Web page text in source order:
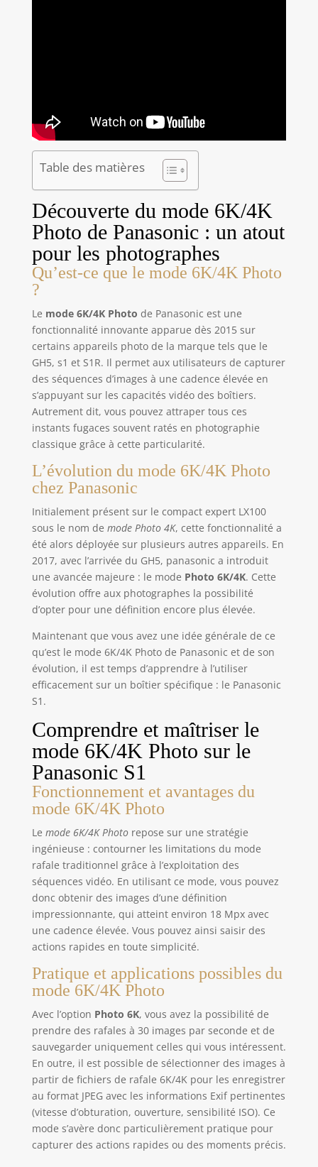
Table des matières
Découverte du mode 6K/4K
Photo de Panasonic : un atout
pour les photographes
Qu’est-ce que le mode 6K/4K Photo
?
Le mode 6K/4K Photo de Panasonic est une
fonctionnalité innovante apparue dès 2015 sur
certains appareils photo de la marque tels que le
GH5, s1 et S1R. Il permet aux utilisateurs de capturer
des séquences d’images à une cadence élevée en
s’appuyant sur les capacités vidéo des boîtiers.
Autrement dit, vous pouvez attraper tous ces
instants fugaces souvent ratés en photographie
classique grâce à cette particularité.
L’évolution du mode 6K/4K Photo
chez Panasonic
Initialement présent sur le compact expert LX100
sous le nom de mode Photo 4K, cette fonctionnalité a
été alors déployée sur plusieurs autres appareils. En
2017, avec l’arrivée du GH5, panasonic a introduit
une avancée majeure : le mode Photo 6K/4K. Cette
évolution offre aux photographes la possibilité
d’opter pour une définition encore plus élevée.
Maintenant que vous avez une idée générale de ce
qu’est le mode 6K/4K Photo de Panasonic et de son
évolution, il est temps d’apprendre à l’utiliser
efficacement sur un boîtier spécifique : le Panasonic
S1.
Comprendre et maîtriser le
mode 6K/4K Photo sur le
Panasonic S1
Fonctionnement et avantages du
mode 6K/4K Photo
Le mode 6K/4K Photorepose sur une stratégie
ingénieuse : contourner les limitations du mode
rafale traditionnel grâce à l’exploitation des
séquences vidéo. En utilisant ce mode, vous pouvez
donc obtenir des images d’une définition
impressionnante, qui atteint environ 18 Mpx avec
une cadence élevée. Vous pouvez ainsi saisir des
actions rapides en toute simplicité.
Pratique et applications possibles du
mode 6K/4K Photo
Avec l’option Photo 6K, vous avez la possibilité de
prendre des rafales à 30 images par seconde et de
sauvegarder uniquement celles qui vous intéressent.
En outre, il est possible de sélectionner des images à
partir de fichiers de rafale 6K/4K pour les enregistrer
au format JPEG avec les informations Exif pertinentes
(vitesse d’obturation, ouverture, sensibilité ISO). Ce
mode s’avère donc particulièrement pratique pour
capturer des actions rapides ou des moments précis.